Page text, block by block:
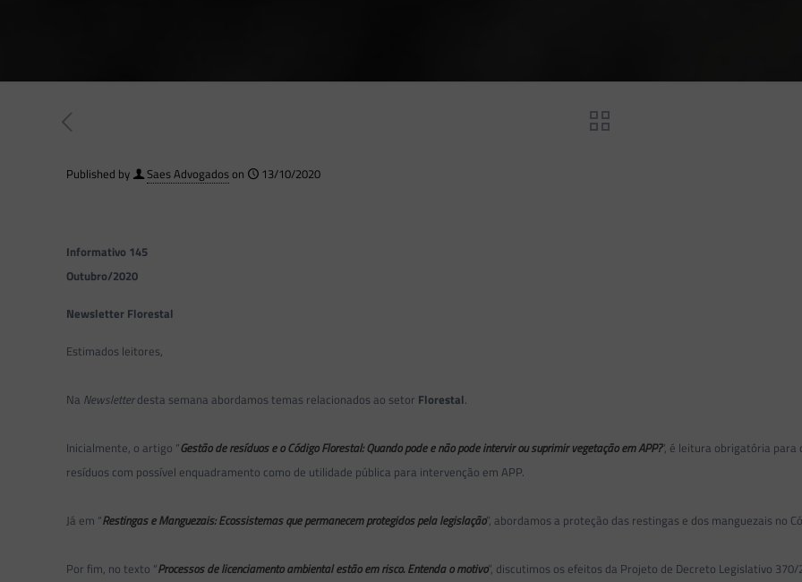
Published by Saes Advogadoson 13/10/2020
Informativo 145
Outubro/2020
Newsletter Florestal
Estimados leitores,
Na Newsletterdesta semana abordamos temas relacionados ao setor Florestal.
Inicialmente, o artigo “Gestão de resíduos e o Código Florestal: Quando pode e não pode intervir ou suprimir vegetação em APP?“, é leitura obrigatória
resíduos com possível enquadramento como de utilidade pública para intervenção em APP.
Já em “Restingas e Manguezais: Ecossistemas que permanecem protegidos pela legislação”, abordamos a proteção das restingas e dos manguezais no
Por fim, no texto “Processos de licenciamento ambiental estão em risco. Entenda o motivo”, discutimos os efeitos da Projeto de Decreto Legislativo